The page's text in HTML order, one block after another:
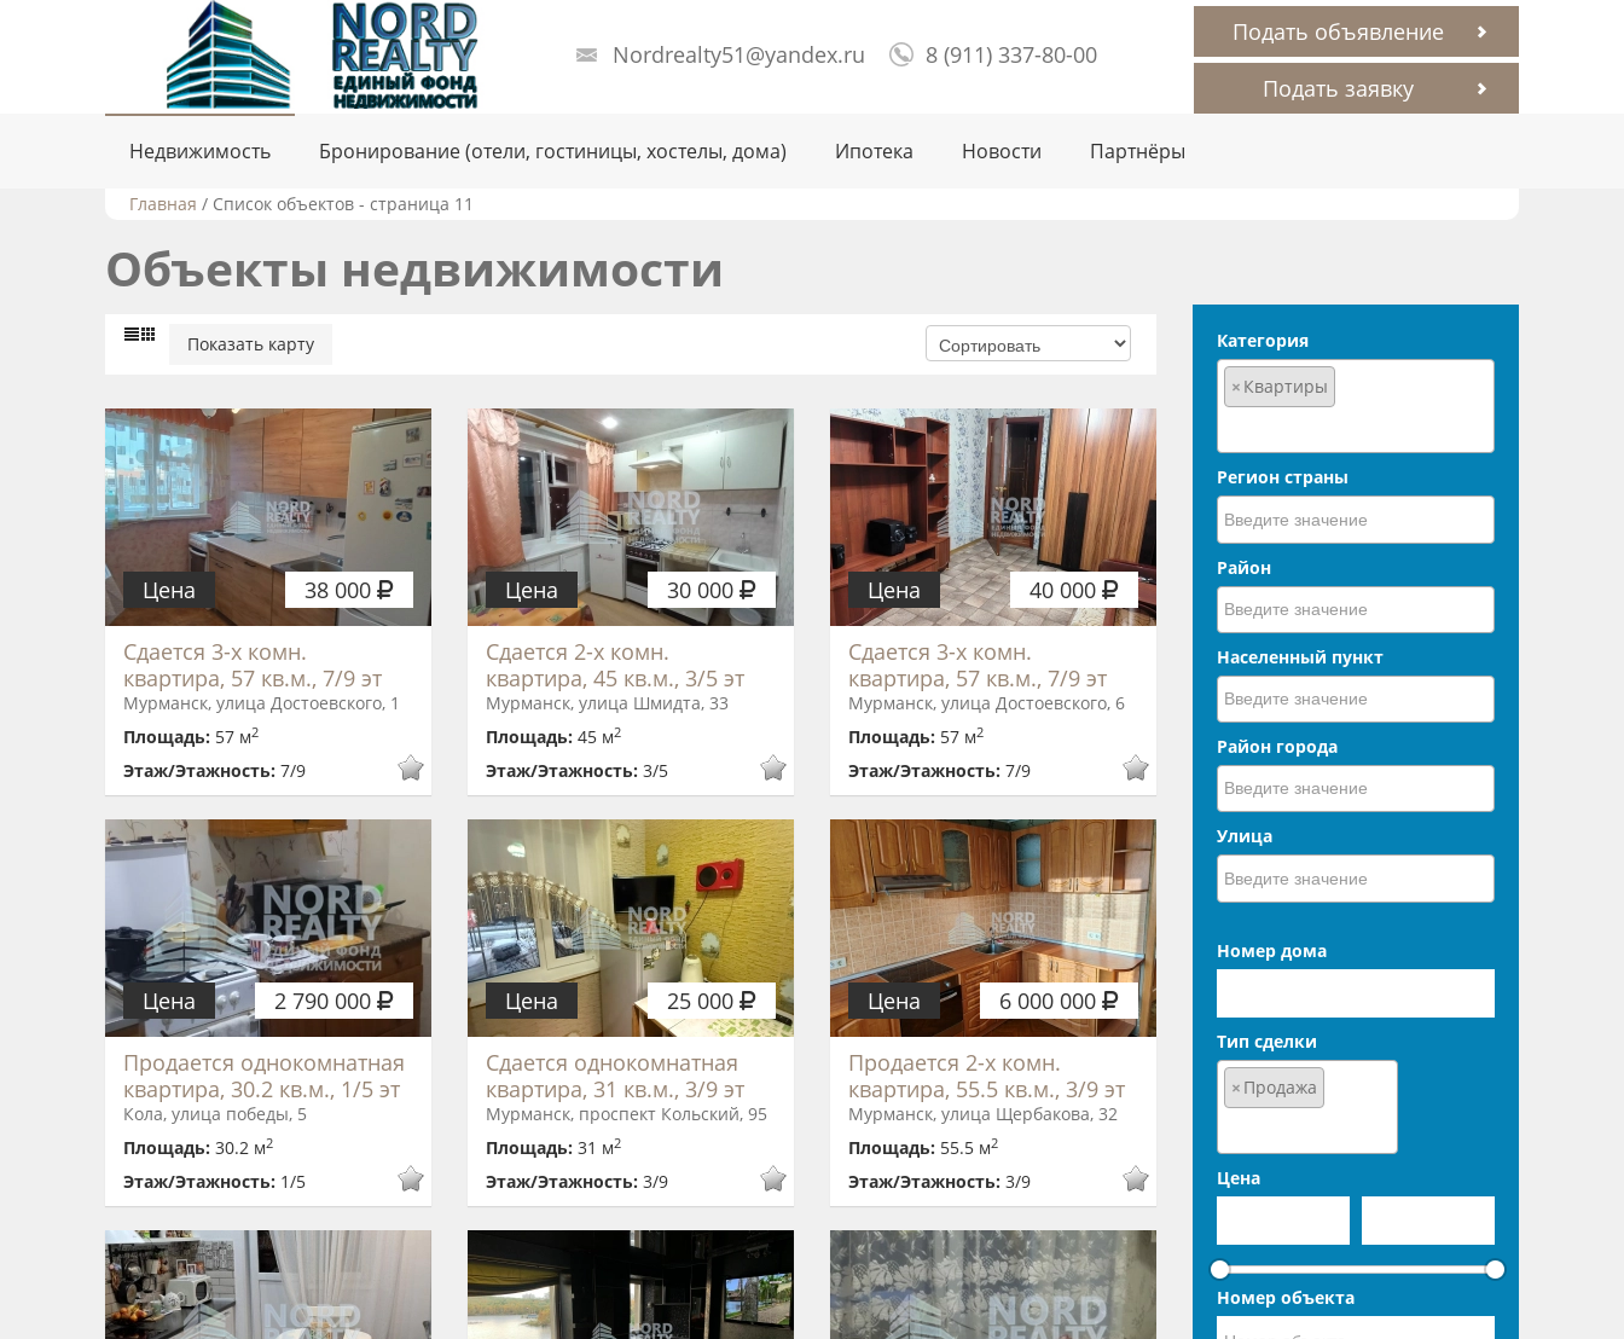
Nordrealty51@yandex.ru 8 (911) 337-80-00
Подать объявление
Подать заявку
Недвижимость Бронирование (отели, гостиницы, хостелы, дома) Ипотека Новости Партнёры
Главная / Список объектов - страница 11
Объекты недвижимости
Показать карту
38 000
Цена
Сдается 3-х комн.
квартира, 57 кв.м., 7/9 эт
Мурманск, улица Достоевского, 1
Площадь: 57 м2
Этаж/Этажность: 7/9
30 000
Цена
Сдается 2-х комн.
квартира, 45 кв.м., 3/5 эт
Мурманск, улица Шмидта, 33
Площадь: 45 м2
Этаж/Этажность: 3/5
40 000
Цена
Сдается 3-х комн.
квартира, 57 кв.м., 7/9 эт
Мурманск, улица Достоевского, 6
Площадь: 57 м2
Этаж/Этажность: 7/9
2 790 000
Цена
Продается однокомнатная
квартира, 30.2 кв.м., 1/5 эт
Кола, улица победы, 5
Площадь: 30.2 м2
Этаж/Этажность: 1/5
25 000
Цена
Сдается однокомнатная
квартира, 31 кв.м., 3/9 эт
Мурманск, проспект Кольский, 95
Площадь: 31 м2
Этаж/Этажность: 3/9
6 000 000
Цена
Продается 2-х комн.
квартира, 55.5 кв.м., 3/9 эт
Мурманск, улица Щербакова, 32
Площадь: 55.5 м2
Этаж/Этажность: 3/9
Категория
× Квартиры
Регион страны
Район
Населенный пункт
Район города
Улица
Номер дома
Тип сделки
× Продажа
Цена
Номер объекта